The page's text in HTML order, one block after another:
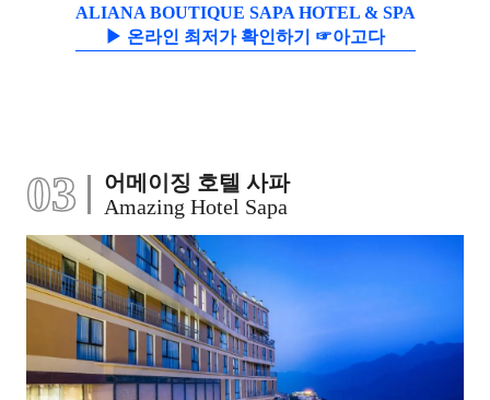
ALIANA BOUTIQUE SAPA HOTEL & SPA
▶ 온라인 최저가 확인하기 ☞아고다
03
어메이징 호텔 사파
Amazing Hotel Sapa